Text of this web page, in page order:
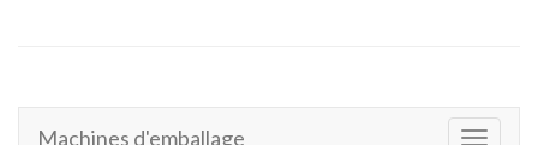
Toggle
Machines d'emballage